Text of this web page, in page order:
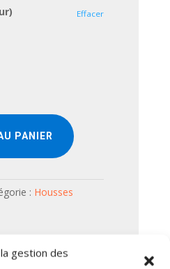
gestion des
Effacer
PANIER
: Housses